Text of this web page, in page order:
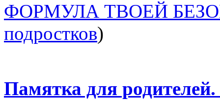
ФОРМУЛА ТВОЕЙ
подростков)
Памятка для